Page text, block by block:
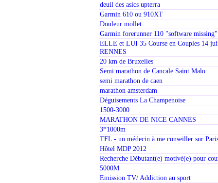
deuil des asics upterra
Garmin 610 ou 910XT
Douleur mollet
Garmin forerunner 110 "software missing"
ELLE et LUI 35 Course en Couples 14
RENNES
20 km de Bruxelles
Semi marathon de Cancale Saint Malo
semi marathon de caen
marathon amsterdam
Déguisements La Champenoise
1500-3000
MARATHON DE NICE CANNES
3*1000m
TFL - un médecin à me conseiller sur
Hôtel MDP 2012
Recherche Débutant(e) motivé(e) pour
5000M
Emission TV/ Addiction au sport